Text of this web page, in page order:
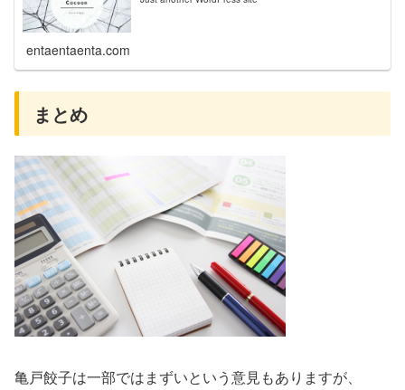
entaentaenta.com
まとめ
亀戸餃子は一部ではまずいという意見もありますが、